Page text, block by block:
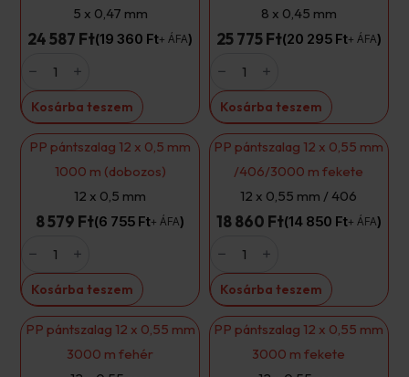
5 x 0,47 mm
24 587 Ft 19 360 Ft+ ÁFA
pántszalag
x
0,47
mm/8000m
fehér
mennyiség
Kosárba teszem
8 x 0,45 mm
25 775 Ft 20 295 Ft+ ÁFA
pántszalag
fehér
mennyiség
Kosárba teszem
PP pántszalag 12 x 0,5 mm
1000 m (dobozos)
12 x 0,5 mm
8 579 Ft 6 755 Ft+ ÁFA
pántszalag
x
0,5
mm
1000
m
mennyiség
Kosárba teszem
PP pántszalag 12 x 0,55 mm
/406/3000 m fekete
12 x 0,55 mm / 406
18 860 Ft 14 850 Ft+ ÁFA
pántszalag
x
0,55
mm
/406/3000
m
mennyiség
Kosárba teszem
PP pántszalag 12 x 0,55 mm
3000 m fehér
PP pántszalag 12 x 0,55 mm
3000 m fekete